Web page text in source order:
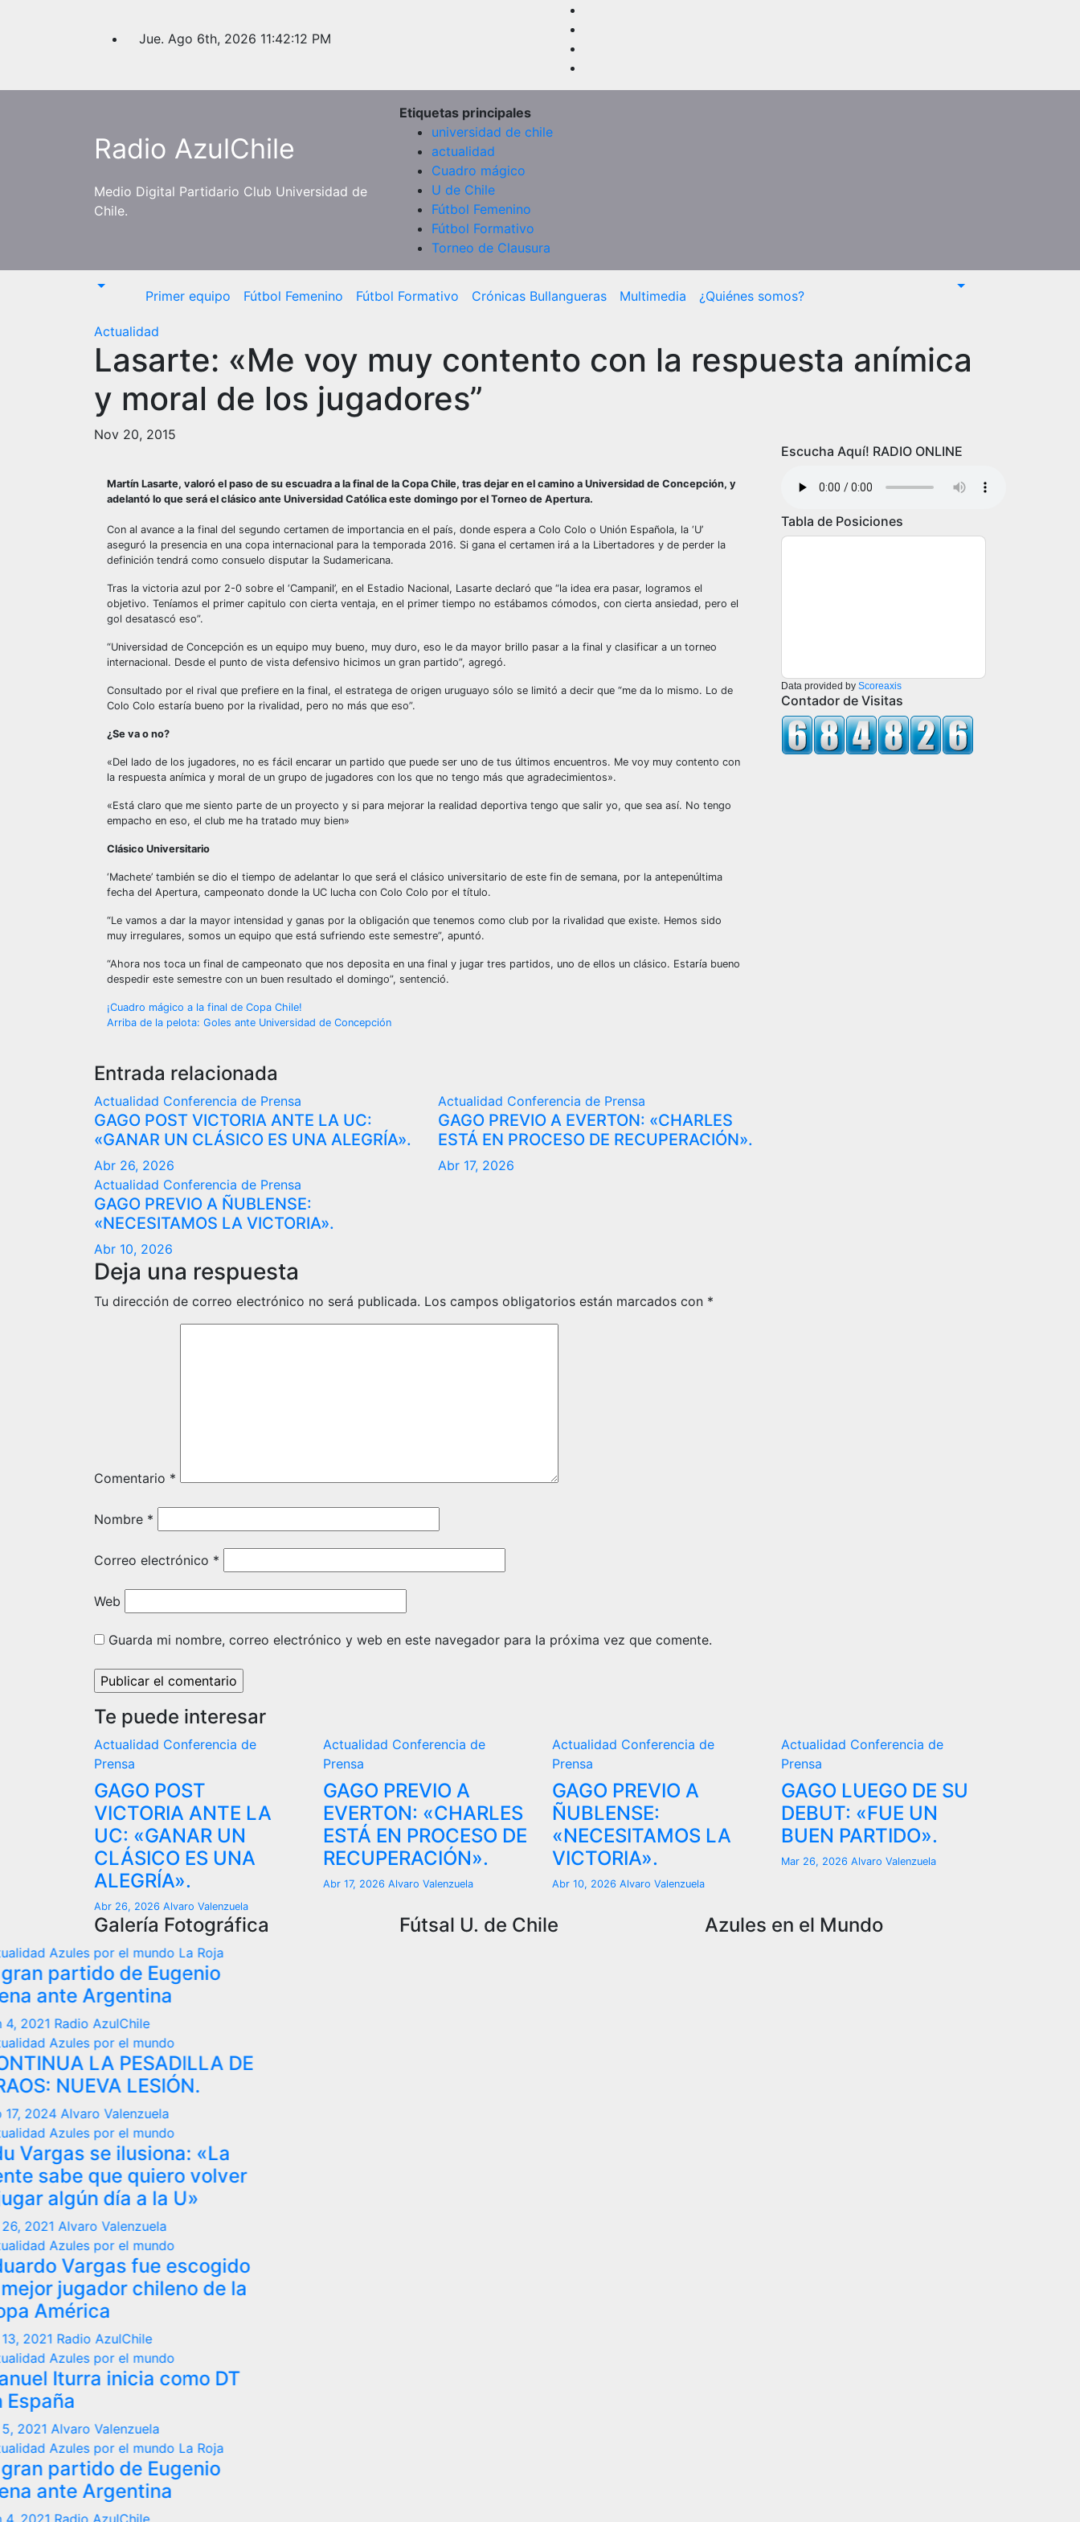
Jue. Ago 6th, 2026 11:42:13 PM
Radio AzulChile
Medio Digital Partidario Club Universidad de
Chile.
Etiquetas principales
universidad de chile
actualidad
Cuadro mágico
U de Chile
Fútbol Femenino
Fútbol Formativo
Torneo de Clausura
Primer equipo Fútbol Femenino Fútbol Formativo Crónicas Bullangueras Multimedia ¿Quiénes somos?
Actualidad
Lasarte: «Me voy muy contento con la respuesta anímica
y moral de los jugadores”
Nov 20, 2015
Martín Lasarte, valoró el paso de su escuadra a la final de la Copa Chile, tras dejar en el camino a Universidad de Concepción, y
adelantó lo que será el clásico ante Universidad Católica este domingo por el Torneo de Apertura.
Con al avance a la final del segundo certamen de importancia en el país, donde espera a Colo Colo o Unión Española, la ‘U’
aseguró la presencia en una copa internacional para la temporada 2016. Si gana el certamen irá a la Libertadores y de perder la
definición tendrá como consuelo disputar la Sudamericana.
Tras la victoria azul por 2-0 sobre el ‘Campanil’, en el Estadio Nacional, Lasarte declaró que “la idea era pasar, logramos el
objetivo. Teníamos el primer capitulo con cierta ventaja, en el primer tiempo no estábamos cómodos, con cierta ansiedad, pero el
gol desatascó eso”.
“Universidad de Concepción es un equipo muy bueno, muy duro, eso le da mayor brillo pasar a la final y clasificar a un torneo
internacional. Desde el punto de vista defensivo hicimos un gran partido”, agregó.
Consultado por el rival que prefiere en la final, el estratega de origen uruguayo sólo se limitó a decir que “me da lo mismo. Lo de
Colo Colo estaría bueno por la rivalidad, pero no más que eso”.
¿Se va o no?
«Del lado de los jugadores, no es fácil encarar un partido que puede ser uno de tus últimos encuentros. Me voy muy contento con
la respuesta anímica y moral de un grupo de jugadores con los que no tengo más que agradecimientos».
«Está claro que me siento parte de un proyecto y si para mejorar la realidad deportiva tengo que salir yo, que sea así. No tengo
empacho en eso, el club me ha tratado muy bien»
Clásico Universitario
‘Machete’ también se dio el tiempo de adelantar lo que será el clásico universitario de este fin de semana, por la antepenúltima
fecha del Apertura, campeonato donde la UC lucha con Colo Colo por el título.
“Le vamos a dar la mayor intensidad y ganas por la obligación que tenemos como club por la rivalidad que existe. Hemos sido
muy irregulares, somos un equipo que está sufriendo este semestre”, apuntó.
“Ahora nos toca un final de campeonato que nos deposita en una final y jugar tres partidos, uno de ellos un clásico. Estaría bueno
despedir este semestre con un buen resultado el domingo”, sentenció.
Navegación
entradas
¡Cuadro mágico a la final de Copa Chile!
Arriba de la pelota: Goles ante Universidad de Concepción
Entrada relacionada
Actualidad Conferencia de Prensa
GAGO POST VICTORIA ANTE LA UC:
«GANAR UN CLÁSICO ES UNA ALEGRÍA».
Abr 26, 2026
Actualidad Conferencia de Prensa
GAGO PREVIO A EVERTON: «CHARLES
ESTÁ EN PROCESO DE RECUPERACIÓN».
Abr 17, 2026
Actualidad Conferencia de Prensa
GAGO PREVIO A ÑUBLENSE:
«NECESITAMOS LA VICTORIA».
Abr 10, 2026
Deja una respuesta
Tu dirección de correo electrónico no será publicada. Los campos obligatorios están marcados con *
Comentario *
Nombre *
Correo electrónico *
Web
Guarda mi nombre, correo electrónico y web en este navegador para la próxima vez que comente.
Escucha Aquí! RADIO ONLINE
Tabla de Posiciones
Data provided by Scoreaxis
Contador de Visitas
Te puede interesar
Actualidad Conferencia de
Prensa
GAGO POST
VICTORIA ANTE LA
UC: «GANAR UN
CLÁSICO ES UNA
ALEGRÍA».
Abr 26, 2026 Alvaro Valenzuela
Actualidad Conferencia de
Prensa
GAGO PREVIO A
EVERTON: «CHARLES
ESTÁ EN PROCESO DE
RECUPERACIÓN».
Abr 17, 2026 Alvaro Valenzuela
Actualidad Conferencia de
Prensa
GAGO PREVIO A
ÑUBLENSE:
«NECESITAMOS LA
VICTORIA».
Abr 10, 2026 Alvaro Valenzuela
Actualidad Conferencia de
Prensa
GAGO LUEGO DE SU
DEBUT: «FUE UN
BUEN PARTIDO».
Mar 26, 2026 Alvaro Valenzuela
Galería Fotográfica Fútsal U. de Chile Azules en el Mundo
mundoLa Roja
Eugenio
mundo
DE
LESIÓN.
mundo
«La
volver
a la U»
mundo
fue escogido
chileno de la
mundo
como DT
mundoLa Roja
Eugenio